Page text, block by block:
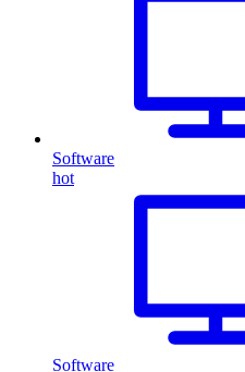
Software
hot
Software